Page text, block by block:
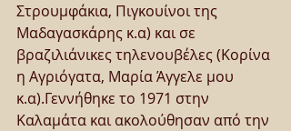
Στρουμφάκια, Πιγκουίνοι της
Μαδαγασκάρης κ.α) και σε
βραζιλιάνικες τηλενουβέλες (Κορίνα
η Αγριόγατα, Μαρία Άγγελε μου
κ.α).Γεννήθηκε το 1971 στην
Καλαμάτα και ακολούθησαν από την